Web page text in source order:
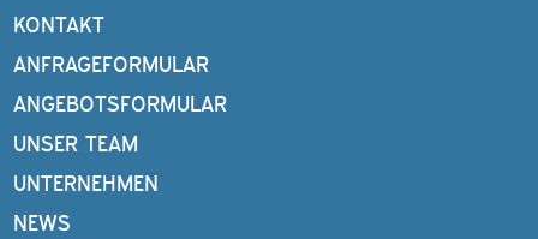
KONTAKT
ANFRAGEFORMULAR
ANGEBOTSFORMULAR
UNSER TEAM
UNTERNEHMEN
NEWS